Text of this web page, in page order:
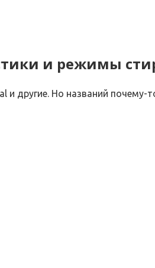
и режимы
другие. Но названий почему-